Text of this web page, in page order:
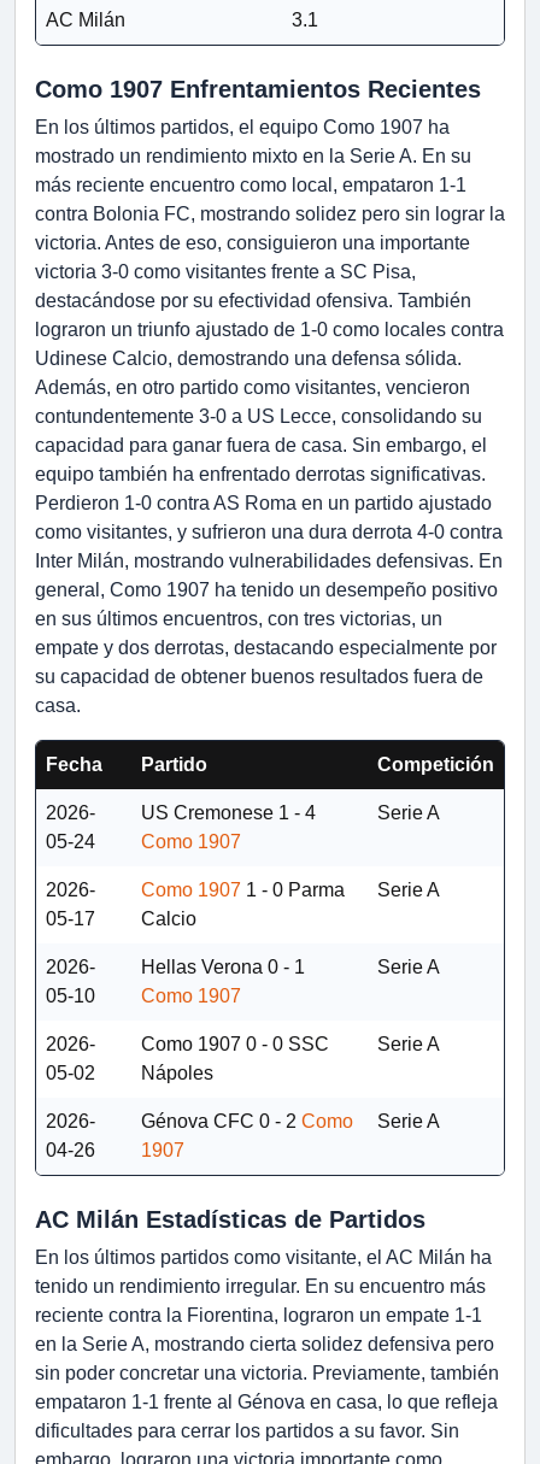
AC Milán 3.1
Como 1907 Enfrentamientos Recientes
En los últimos partidos, el equipo Como 1907 ha
mostrado un rendimiento mixto en la Serie A. En su
más reciente encuentro como local, empataron 1-1
contra Bolonia FC, mostrando solidez pero sin lograr la
victoria. Antes de eso, consiguieron una importante
victoria 3-0 como visitantes frente a SC Pisa,
destacándose por su efectividad ofensiva. También
lograron un triunfo ajustado de 1-0 como locales contra
Udinese Calcio, demostrando una defensa sólida.
Además, en otro partido como visitantes, vencieron
contundentemente 3-0 a US Lecce, consolidando su
capacidad para ganar fuera de casa. Sin embargo, el
equipo también ha enfrentado derrotas significativas.
Perdieron 1-0 contra AS Roma en un partido ajustado
como visitantes, y sufrieron una dura derrota 4-0 contra
Inter Milán, mostrando vulnerabilidades defensivas. En
general, Como 1907 ha tenido un desempeño positivo
en sus últimos encuentros, con tres victorias, un
empate y dos derrotas, destacando especialmente por
su capacidad de obtener buenos resultados fuera de
casa.
Fecha Partido Competición
2026-
05-24
US Cremonese 1 - 4
Como 1907
Serie A
2026-
05-17
Como 1907 1 - 0 Parma
Calcio
Serie A
2026-
05-10
Hellas Verona 0 - 1
Como 1907
Serie A
2026-
05-02
Como 1907 0 - 0 SSC
Nápoles
Serie A
2026-
04-26
Génova CFC 0 - 2 Como
1907
Serie A
AC Milán Estadísticas de Partidos
En los últimos partidos como visitante, el AC Milán ha
tenido un rendimiento irregular. En su encuentro más
reciente contra la Fiorentina, lograron un empate 1-1
en la Serie A, mostrando cierta solidez defensiva pero
sin poder concretar una victoria. Previamente, también
empataron 1-1 frente al Génova en casa, lo que refleja
dificultades para cerrar los partidos a su favor. Sin